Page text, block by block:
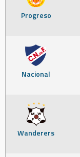
Progreso
Nacional
Wanderers